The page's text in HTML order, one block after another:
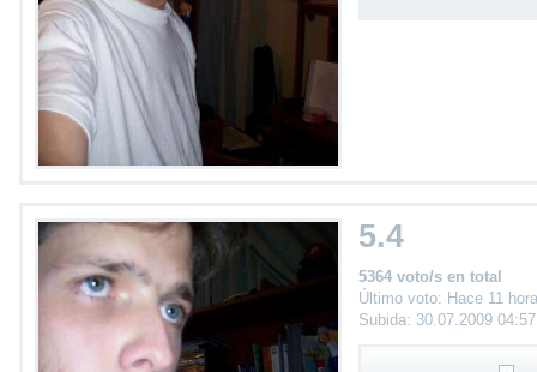
5.4
5364 voto/s en total
Último voto: Hace 11
Subida: 30.07.2009